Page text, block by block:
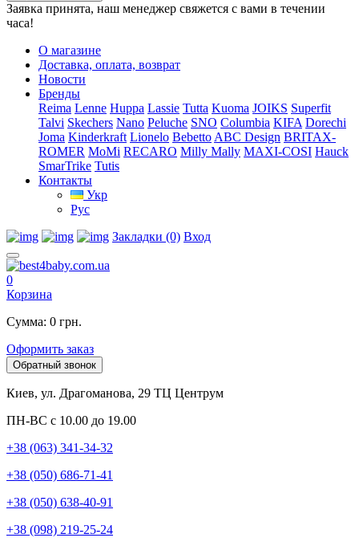
Заявка принята, наш менеджер свяжется с вами в течении
часа!
О магазине
Доставка, оплата, возврат
Новости
Бренды
Reima Lenne Huppa Lassie Tutta Kuoma JOIKS Superfit
Talvi Skechers Nano Peluche SNO Columbia KIFA Dorechi
Joma Kinderkraft Lionelo Bebetto ABC Design BRITAX-
ROMER MoMi RECARO Milly Mally MAXI-COSI Hauck
SmarTrike Tutis
Контакты
Укр
Рус
Закладки (0) Вход
0
Корзина
Сумма: 0 грн.
Оформить заказ
Обратный звонок
Киев, ул. Драгоманова, 29 ТЦ Центрум
ПН-ВС с 10.00 до 19.00
+38 (063) 341-34-32
+38 (050) 686-71-41
+38 (050) 638-40-91
+38 (098) 219-25-24